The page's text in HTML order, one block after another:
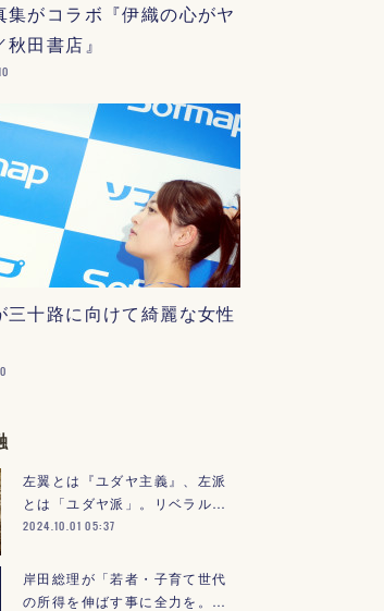
集がコラボ『伊織の心がヤ
田書店』
三十路に向けて綺麗な女性
左翼とは『ユダヤ主義』、左派
とは「ユダヤ派」。リベラル…
2024.10.01 05:37
岸田総理が「若者・子育て世代
の所得を伸ばす事に全力を。…